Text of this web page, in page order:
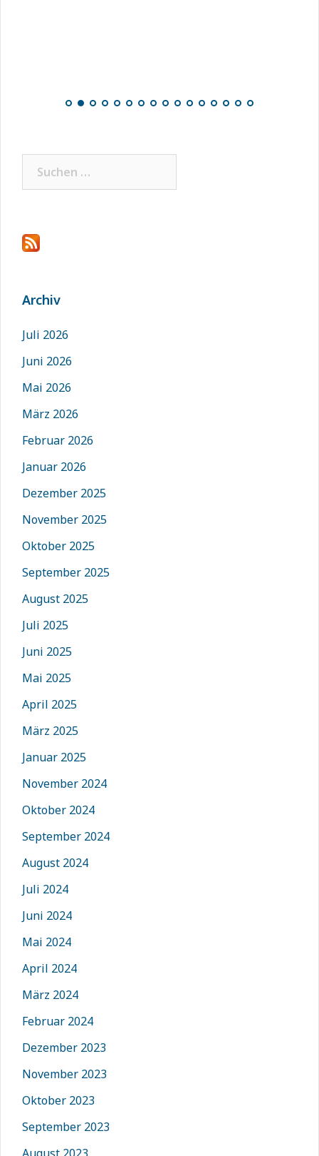
Archiv
Juli 2026
Juni 2026
Mai 2026
März 2026
Februar 2026
Januar 2026
Dezember 2025
November 2025
Oktober 2025
September 2025
August 2025
Juli 2025
Juni 2025
Mai 2025
April 2025
März 2025
Januar 2025
November 2024
Oktober 2024
September 2024
August 2024
Juli 2024
Juni 2024
Mai 2024
April 2024
März 2024
Februar 2024
Dezember 2023
November 2023
Oktober 2023
September 2023